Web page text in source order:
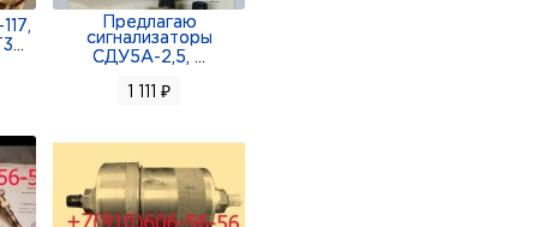
Предлагаю
сигнализаторы
СДУ5А-2,5,
1 111 ₽